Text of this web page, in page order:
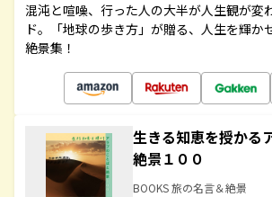
混沌と喧噪、行った人の大半が人生観が変
ド。「地球の歩き方」が贈る、人生を輝か
絶景集！
生きる知恵を授かる
絶景１００
BOOKS 旅の名言＆絶景